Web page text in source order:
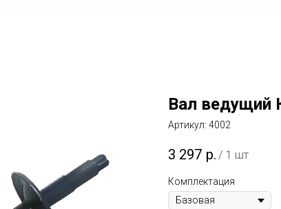
Вал ведущий
Артикул: 4002
3 297 р. / 1 шт
Комплектация